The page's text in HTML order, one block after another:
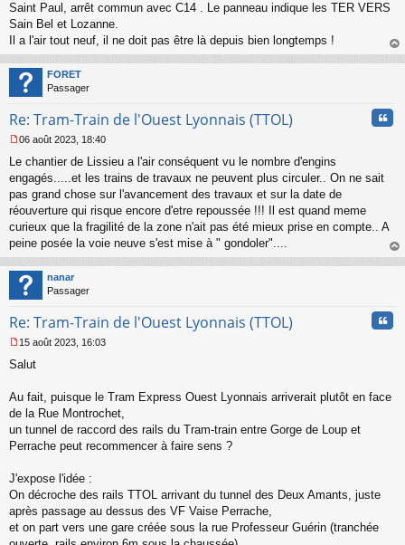
s
s
g
n
o
l
u
Saint Paul, arrêt commun avec C14 . Le panneau indique les TER VERS
Sain Bel et Lozanne.
Il a l'air tout neuf, il ne doit pas être là depuis bien longtemps !
au
FORET
Passager
Re: Tram-Train de l'Ouest Lyonnais (TTOL)
e
s
s
g
e
n
o
n
l
u
06 août 2023, 18:40
Le chantier de Lissieu a l'air conséquent vu le nombre d'engins
engagés.....et les trains de travaux ne peuvent plus circuler.. On ne sait
pas grand chose sur l'avancement des travaux et sur la date de
réouverture qui risque encore d'etre repoussée !!! Il est quand meme
curieux que la fragilité de la zone n'ait pas été mieux prise en compte.. A
peine posée la voie neuve s'est mise à " gondoler"....
au
nanar
Passager
Re: Tram-Train de l'Ouest Lyonnais (TTOL)
e
s
g
e
n
n
u
15 août 2023, 16:03
Salut
Au fait, puisque le Tram Express Ouest Lyonnais arriverait plutôt en face
de la Rue Montrochet,
un tunnel de raccord des rails du Tram-train entre Gorge de Loup et
Perrache peut recommencer à faire sens ?
J'expose l'idée :
On décroche des rails TTOL arrivant du tunnel des Deux Amants, juste
après passage au dessus des VF Vaise Perrache,
et on part vers une gare créée sous la rue Professeur Guérin (tranchée